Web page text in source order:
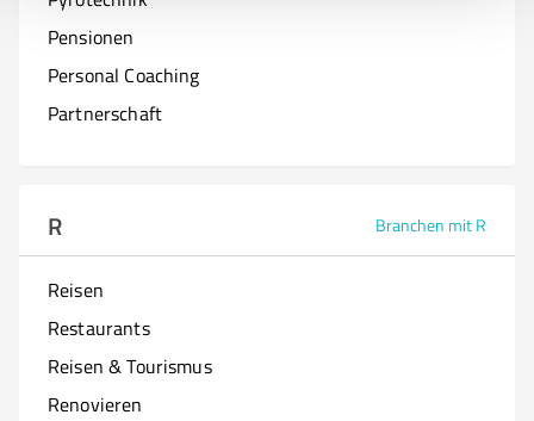
Pensionen
Personal Coaching
Partnerschaft
R Branchen mit R
Reisen
Restaurants
Reisen & Tourismus
Renovieren